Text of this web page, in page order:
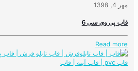
مهر 4, 1398
قاب پی وی سی 6
Read more